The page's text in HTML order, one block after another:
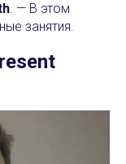
. — В этом
занятия.